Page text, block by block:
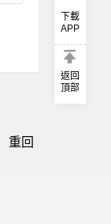
重回
下載
APP
返回
頂部